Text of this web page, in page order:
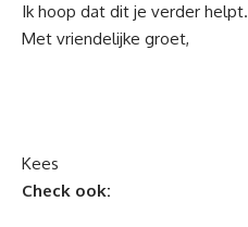
Ik hoop dat dit je verder helpt.
Met vriendelijke groet,
Kees
Check ook: